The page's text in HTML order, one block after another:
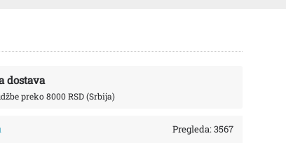
dostava
preko 8000 RSD (Srbija)
Pregleda: 3567